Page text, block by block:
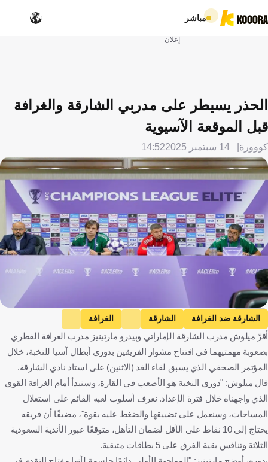
مباشر
إعلان
الحذر يسيطر على مدربي الشارقة والغرافة
قبل الموقعة الآسيوية
كووورة 14 سبتمبر 2025 14:52
كووورة
الشارقة ضد الغرافة الشارقة
الغرافة
دوري أبطال آسيا النخبة
ميلوش ميلوييفيتش
بيدرو مارتينز
الإمارات العربية المتحدة
قطر صربيا البرتغال كرة قدم
أقرّ ميلوش مدرب الشارقة الإماراتي وبيدرو مارتينيز مدرب الغرافة القطري
بصعوبة مهمتيهما في افتتاح مشوار الفريقين بدوري أبطال آسيا للنخبة، خلال
المؤتمر الصحفي الذي يسبق لقاء الغد (الاثنين) على استاد نادي الشارقة.
قال ميلوش: "دوري النخبة هو الأصعب في القارة، وسنبدأ أمام الغرافة القوي
الذي واجهناه خلال فترة الإعداد. نعرف أسلوب لعبه القائم على استغلال
المساحات، وسنعمل على تضييقها والضغط عليه بقوة"، مضيفًا أن فريقه
يحتاج إلى 10 نقاط على الأقل لضمان التأهل، متوقعًا عبور الأندية السعودية
الثلاثة وتنافس بقية الفرق على 5 بطاقات متبقية.